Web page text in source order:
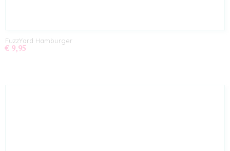
FuzzYard Hamburger
€ 9,95